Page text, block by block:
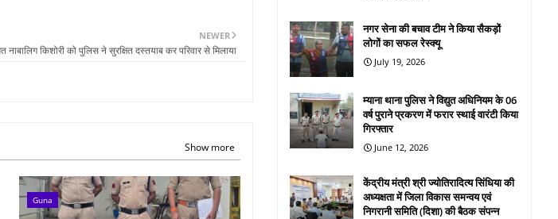
NEWER
नाबालिग किशोरी को पुलिस ने सुरक्षित दस्तयाब कर परिवार से मिलाया
Show more
Guna
नगर सेना की बचाव टीम ने किया सैकड़ों
लोगों का सफल रेस्क्यू
July 19, 2026
म्याना थाना पुलिस ने विद्युत अधिनियम के 06
वर्ष पुराने प्रकरण में फरार स्थाई वारंटी किया
गिरफ्तार
June 12, 2026
केंद्रीय मंत्री श्री ज्योतिरादित्य सिंधिया की
अध्यक्षता में जिला विकास समन्वय एवं
निगरानी समिति (दिशा) की बैठक संपन्न